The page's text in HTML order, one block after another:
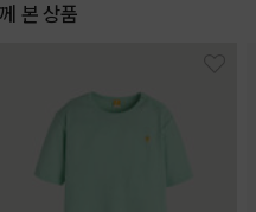
본 상품